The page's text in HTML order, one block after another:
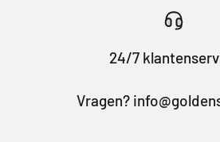
24/7
Vragen?